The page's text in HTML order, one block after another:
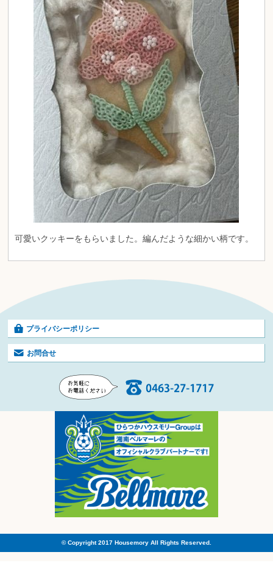
可愛いクッキーをもらいました。編んだような細かい柄です。
プライバシーポリシー
お問合せ
© Copyright 2017 Housemory All Rights Reserved.